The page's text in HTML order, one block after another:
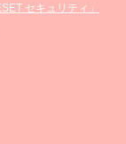
セキュリティ」